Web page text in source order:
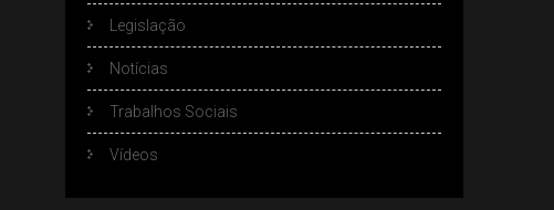
Legislação
Notícias
Trabalhos Sociais
Vídeos